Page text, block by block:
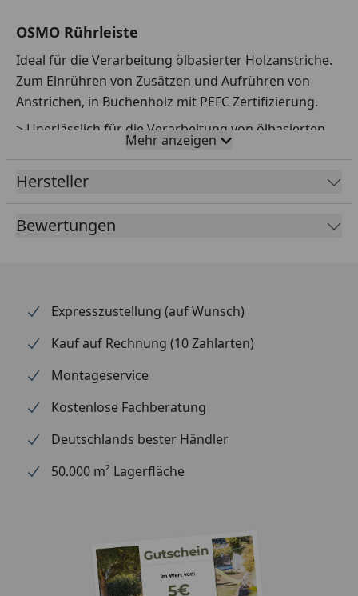
OSMO Rührleiste
Ideal für die Verarbeitung ölbasierter Holzanstriche.
Zum Einrühren von Zusätzen und Aufrühren von
Anstrichen, in Buchenholz mit PEFC Zertifizierung.
> Unerlässlich für die Verarbeitung von ölbasierten
> Ideal zum Aufrühren von großen Gebinden
Mehr anzeigen
Hersteller
Bewertungen
Expresszustellung (auf Wunsch)
Kauf auf Rechnung (10 Zahlarten)
Montageservice
Kostenlose Fachberatung
Deutschlands bester Händler
50.000 m² Lagerfläche